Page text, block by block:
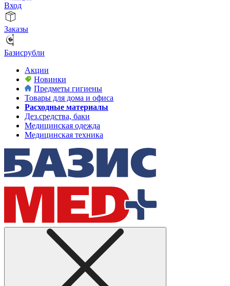
Вход
Заказы
Базисрубли
Акции
Новинки
Предметы гигиены
Товары для дома и офиса
Расходные материалы
Дез.средства, баки
Медицинская одежда
Медицинская техника